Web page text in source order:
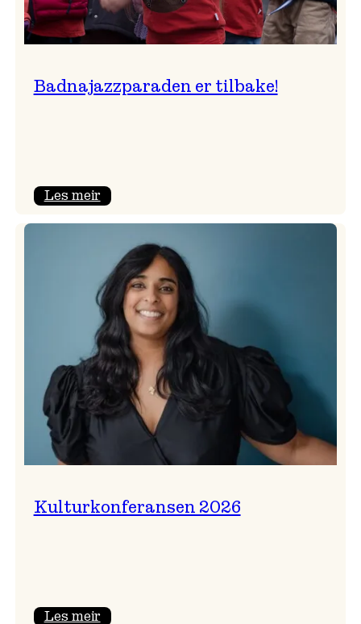
Badnajazzparaden er tilbake!
Les meir:
tilbake!
Kulturkonferansen 2026
Les meir: